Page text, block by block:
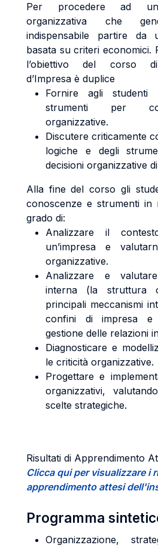
Per procedere ad
organizzativa che
indispensabile partire da
basata su criteri economici.
l’obiettivo del corso di
d’Impresa è duplice
Fornire agli
strumenti per
organizzative.
Discutere criticamente
logiche e degli
decisioni organizzative
Alla fine del corso gli
conoscenze e strumenti in
grado di:
Analizzare il
un’impresa e
organizzative.
Analizzare e valutare
interna (la struttura
principali meccanismi
confini di impresa e
gestione delle relazioni
Diagnosticare e
le criticità organizzative.
Progettare e
organizzativi,
scelte strategiche.
Risultati di Apprendimento
Clicca qui per visualizzare i
apprendimento attesi
Programma
Organizzazione,